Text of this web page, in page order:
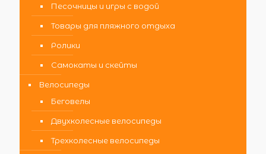
Песочницы и игры с водой
Товары для пляжного отдыха
Ролики
Самокаты и скейты
Велосипеды
Беговелы
Двухколесные велосипеды
Трехколесные велосипеды